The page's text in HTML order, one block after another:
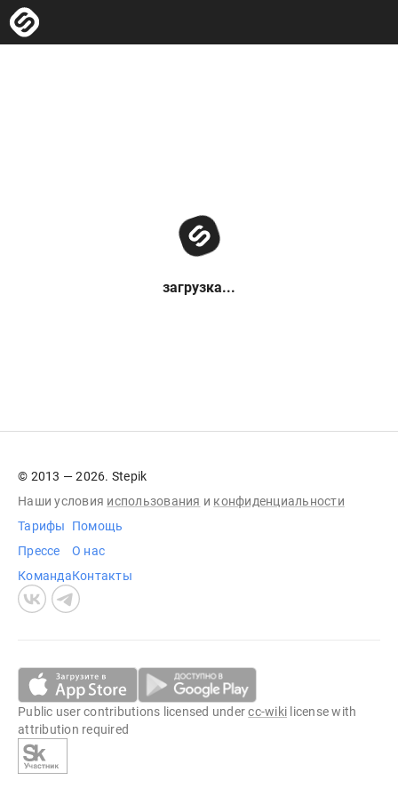
загрузка...
© 2013 — 2026. Stepik
Наши условия использования и конфиденциальности
Тарифы
Прессе
Команда
Помощь
О нас
Контакты
Public user contributions licensed undercc-wiki license with
attribution required